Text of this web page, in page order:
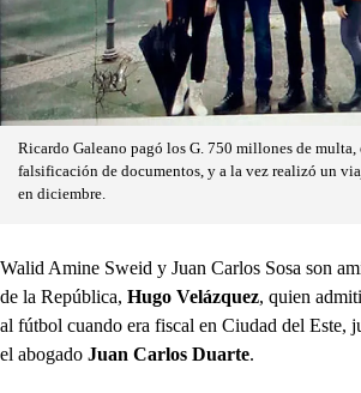
Ricardo Galeano pagó los G. 750 millones de multa,
falsificación de documentos, y a la vez realizó un
en diciembre.
Walid Amine Sweid y Juan Carlos Sosa son
de la República, Hugo Velázquez, quien
al fútbol cuando era fiscal en Ciudad del Este,
el abogado Juan Carlos Duarte.